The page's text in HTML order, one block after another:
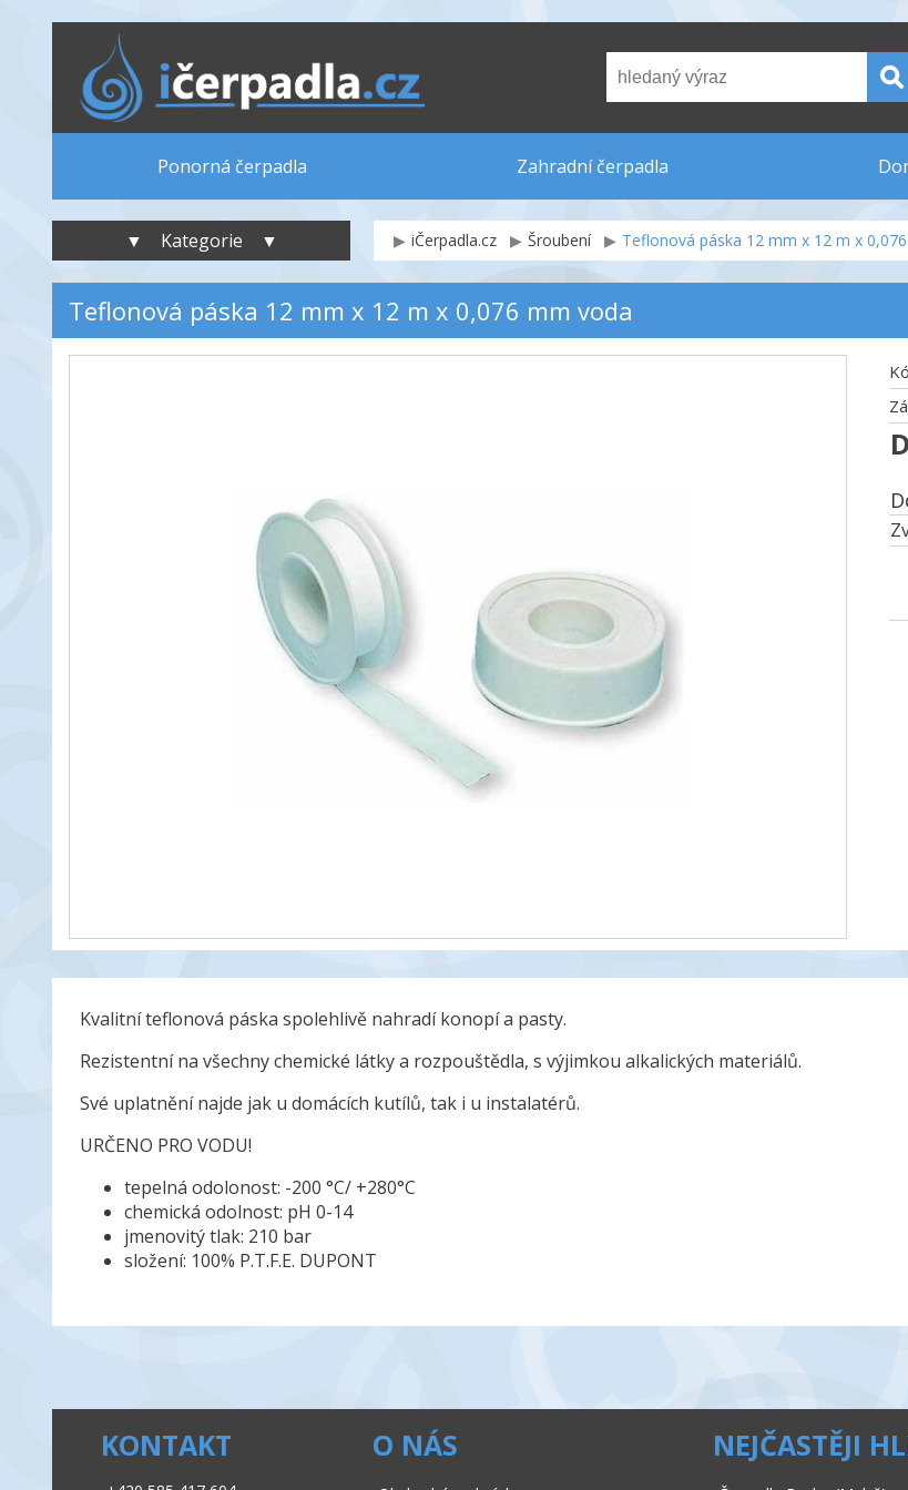
Ponorná čerpadla Zahradní čerpadla
▼ Kategorie ▼ iČerpadla.cz Šroubení Teflonová páska 12 mm x 12 m x
Teflonová páska 12 mm x 12 m x 0,076 mm voda
Kvalitní teflonová páska spolehlivě nahradí konopí a pasty.
Rezistentní na všechny chemické látky a rozpouštědla, s výjimkou alkalických materiálů.
Své uplatnění najde jak u domácích kutílů, tak i u instalatérů.
URČENO PRO VODU!
tepelná odolonost: -200 °C/ +280°C
chemická odolnost: pH 0-14
jmenovitý tlak: 210 bar
složení: 100% P.T.F.E. DUPONT
KONTAKT O NÁS NEJČASTĚJI